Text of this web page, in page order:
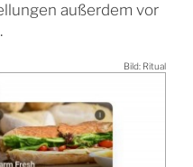
außerdem vor
Bild: Ritual